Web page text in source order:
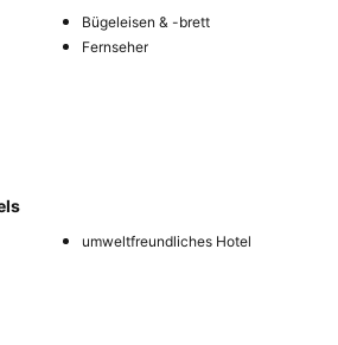
Bügeleisen & -brett
Fernseher
umweltfreundliches Hotel